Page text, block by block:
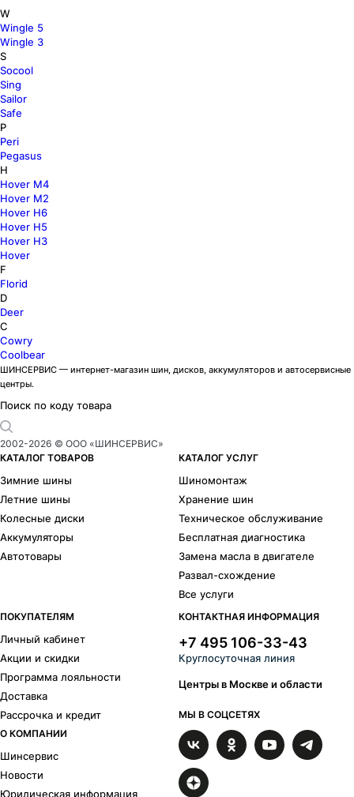
W
Wingle 5
Wingle 3
S
Socool
Sing
Sailor
Safe
P
Peri
Pegasus
H
Hover M4
Hover M2
Hover H6
Hover H5
Hover H3
Hover
F
Florid
D
Deer
C
Cowry
Coolbear
ШИНСЕРВИС — интернет-магазин шин, дисков, аккумуляторов и автосервисные
центры.
Поиск по коду товара
2002-2026 © ООО «ШИНСЕРВИС»
КАТАЛОГ ТОВАРОВ
Зимние шины
Летние шины
Колесные диски
Аккумуляторы
Автотовары
КАТАЛОГ УСЛУГ
Шиномонтаж
Хранение шин
Техническое обслуживание
Бесплатная диагностика
Замена масла в двигателе
Развал-схождение
Все услуги
ПОКУПАТЕЛЯМ
Личный кабинет
Акции и скидки
Программа лояльности
Доставка
Рассрочка и кредит
О КОМПАНИИ
Шинсервис
Новости
Юридическая информация
КОНТАКТНАЯ ИНФОРМАЦИЯ
+7 495 106-33-43
Круглосуточная линия
Центры в Москве и области
МЫ В СОЦСЕТЯХ